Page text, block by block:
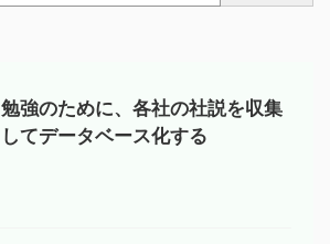
勉強のために、各社の社説を収集
してデータベース化する